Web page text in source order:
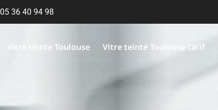
05 36 40 94 98
Vitre teinte Toulouse Vitre teinté Toulouse tarif